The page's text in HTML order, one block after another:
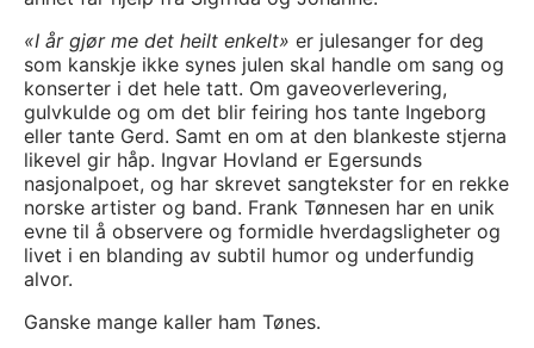
«I år gjør me det heilt enkelt» er julesanger for deg
som kanskje ikke synes julen skal handle om sang og
konserter i det hele tatt. Om gaveoverlevering,
gulvkulde og om det blir feiring hos tante Ingeborg
eller tante Gerd. Samt en om at den blankeste stjerna
likevel gir håp. Ingvar Hovland er Egersunds
nasjonalpoet, og har skrevet sangtekster for en rekke
norske artister og band. Frank Tønnesen har en unik
evne til å observere og formidle hverdagsligheter og
livet i en blanding av subtil humor og underfundig
alvor.
Ganske mange kaller ham Tønes.